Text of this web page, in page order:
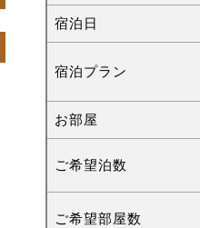
宿泊日
宿泊プラン
お部屋
ご希望泊数
ご希望部屋数